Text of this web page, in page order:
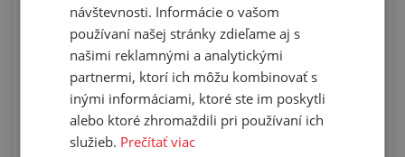
návštevnosti. Informácie o vašom
používaní našej stránky zdieľame aj s
našimi reklamnými a analytickými
partnermi, ktorí ich môžu kombinovať s
inými informáciami, ktoré ste im poskytli
alebo ktoré zhromaždili pri používaní ich
služieb. Prečítať viac